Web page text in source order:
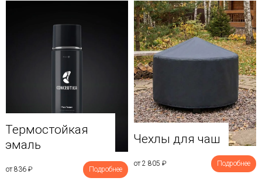
Термостойкая
эмаль
от 836 ₽ Подробнее
Чехлы для чаш
от 2 805 ₽ Подробнее